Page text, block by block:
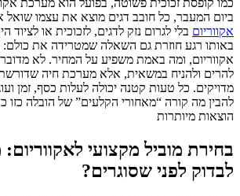
ביום המעבר, כל חובב דגים מוצא את עצמו שואל
אקווריום בלי לגרום נזק לדגים, לזכוכית או לציוד
באותו רגע חוזרת גם השאלה שמטרידה את כולם:
אקווריום, ומה באמת משפיע על המחיר. לא
להרים ולהניח במשאית, אלא מערכת חיה שדורשת
מדויקים. כל טעות קטנה יכולה לעלות כסף, זמן
להבין מה קורה “מאחורי הקלעים” של הובלה כזו
הוצאות מיותרות
בחירת מוביל מקצועי
לבדוק לפני שסוגרים?